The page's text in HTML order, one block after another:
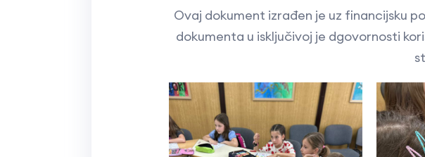
Ovaj dokument izrađen je uz financijsku
dokumenta u isključivoj je dgovornosti